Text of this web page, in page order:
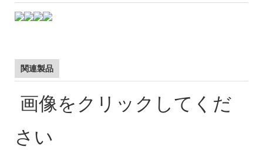
関連製品
画像をクリックしてくだ
さい